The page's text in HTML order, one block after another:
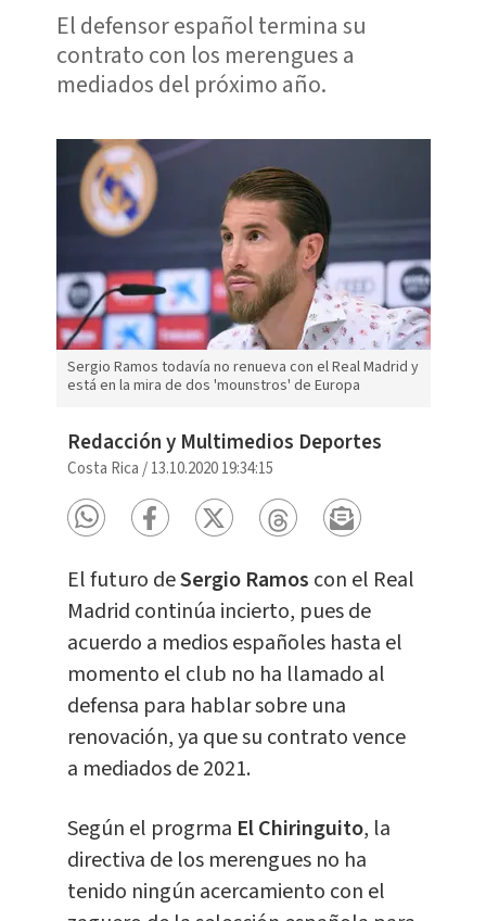
El defensor español termina su
contrato con los merengues a
mediados del próximo año.
Sergio Ramos todavía no renueva con el Real Madrid y
está en la mira de dos 'mounstros' de Europa
Redacción y Multimedios Deportes
Costa Rica /13.10.2020 19:34:15
El futuro deSergio Ramos con el Real
Madrid continúa incierto, pues de
acuerdo a medios españoles hasta el
momento el club no ha llamado al
defensa para hablar sobre una
renovación, ya que su contrato vence
a mediados de 2021.
Según el progrma El Chiringuito, la
directiva de los merengues no ha
tenido ningún acercamiento con el